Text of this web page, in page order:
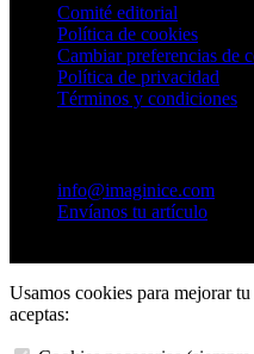
Comité editorial
Política de cookies
Cambiar preferencias de
Política de privacidad
Términos y condiciones
info@imaginice.com
Envíanos tu artículo
Usamos cookies para mejorar
aceptas: